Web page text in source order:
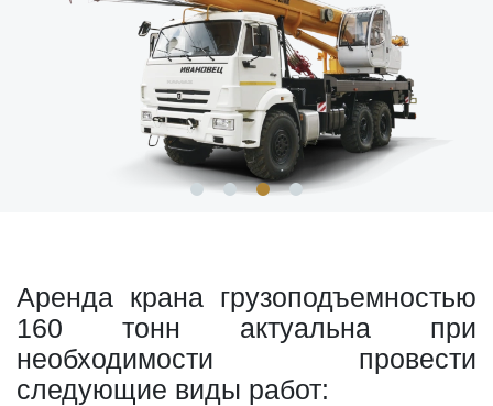
Аренда крана грузоподъемностью
160 тонн актуальна при
необходимости провести
следующие виды работ: